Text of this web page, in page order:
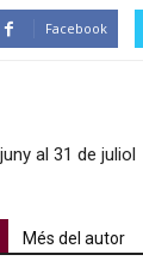
Facebook
al 31 de juliol
Més del autor